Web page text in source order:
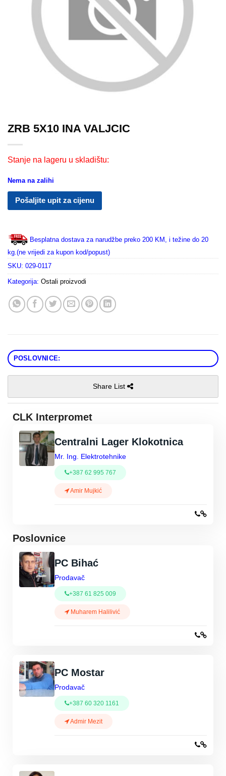
ZRB 5X10 INA VALJCIC
Stanje na lageru u skladištu:
Nema na zalihi
Pošaljite upit za cijenu
Besplatna dostava za narudžbe preko 200 KM, i težine do 20
kg.(ne vrijedi za kupon kod/popust)
SKU: 029-0117
Kategorija: Ostali proizvodi
POSLOVNICE:
Share List
CLK Interpromet
Centralni Lager Klokotnica
Mr. Ing. Elektrotehnike
+387 62 995 767
Amir Mujkić
Poslovnice
PC Bihać
Prodavač
+387 61 825 009
Muharem Halilivić
PC Mostar
Prodavač
+387 60 320 1161
Admir Mezit